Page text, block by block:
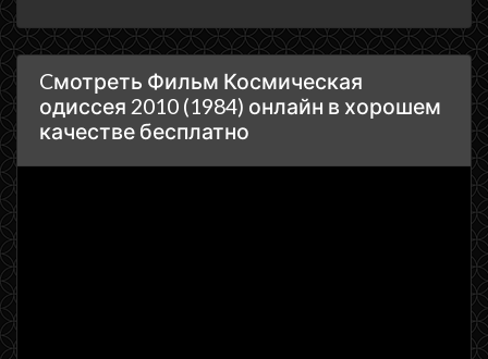
Cмотреть Фильм Космическая
одиссея 2010 (1984) онлайн в хорошем
качестве бесплатно